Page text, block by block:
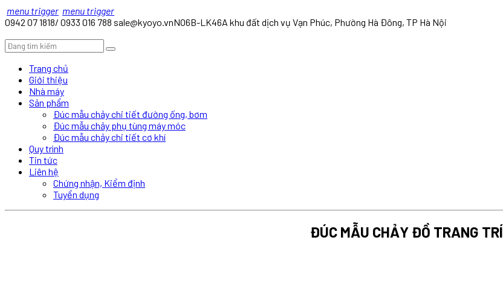
menu trigger menu trigger
0942 07 1818/ 0933 016 788 sale@kyoyo.vnNO6B-LK46A khu đất dịch vụ Vạn Phúc, Phường Hà Đông, TP Hà Nội
Trang chủ
Giới thiệu
Nhà máy
Sản phẩm
Đúc mẫu chảy chi tiết đường ống, bơm
Đúc mẫu chảy phụ tùng máy móc
Đúc mẫu chảy chi tiết cơ khí
Quy trình
Tin tức
Liên hệ
Chứng nhận, Kiểm định
Tuyển dụng
ĐÚC MẪU CHẢY ĐỒ TRANG TRÍ